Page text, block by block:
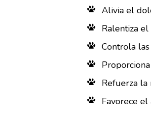
Alivia el
Ralentiza
Controla
Refuerza la
Favorece